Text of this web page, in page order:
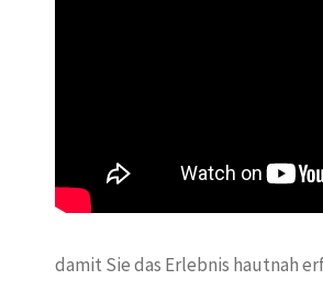
damit Sie das Erlebnis hautnah